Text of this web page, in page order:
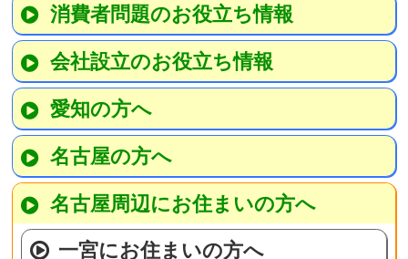
消費者問題のお役立ち情報
会社設立のお役立ち情報
愛知の方へ
名古屋の方へ
名古屋周辺にお住まいの方へ
一宮にお住まいの方へ